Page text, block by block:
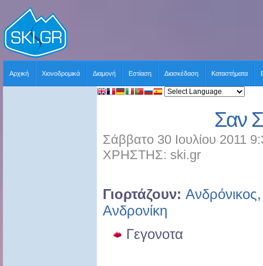
Αρχική Χιονοδρομικά Διαμονή Εστίαση Διασκέδαση Καταστήματα
Σαν
Σάββατο 30 Ιουλίου 2011
ΧΡΗΣΤΗΣ: ski.gr
Γιορτάζουν: Ανδρόνικος,
Ανδρονίκη
Γεγονoτα